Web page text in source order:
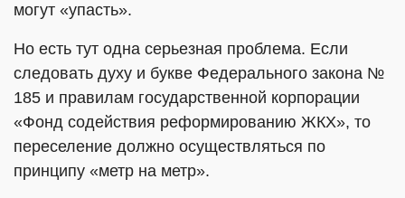
могут «упасть».
Но есть тут одна серьезная проблема. Если
следовать духу и букве Федерального закона №
185 и правилам государственной корпорации
«Фонд содействия реформированию ЖКХ», то
переселение должно осуществляться по
принципу «метр на метр».